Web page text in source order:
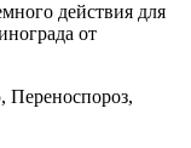
действия для
от
Переноспороз,